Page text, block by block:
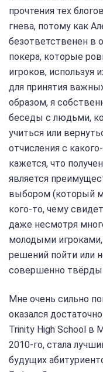
прочтения тех
гнева, потому как
безответственен в
покера, которые
игроков, используя
для принятия
образом, я
беседы с людьми,
учиться или
отчисления с
кажется, что
является
выбором (который
кого-то, чему
даже несмотря
молодыми
решений пойти или
совершенно
Мне очень сильно
оказался
Trinity High School в
2010-го, стала
будущих